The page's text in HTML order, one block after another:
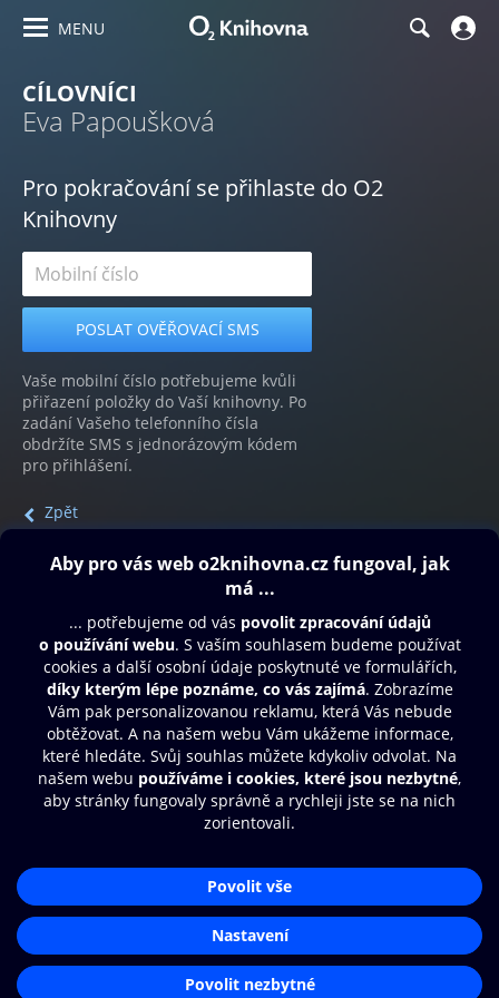
MENU
CÍLOVNÍCI
Eva Papoušková
Pro pokračování se přihlaste do O2
Knihovny
Vaše mobilní číslo potřebujeme kvůli
přiřazení položky do Vaší knihovny. Po
zadání Vašeho telefonního čísla
obdržíte SMS s jednorázovým kódem
pro přihlášení.
Zpět
Obsah ke stažení
Moje O2 Knihovna
Další zábava
© O2 Czech Republic a.s.
Přístupnost
Zásady zpracování osobních údajů
Nastavení cookies
Aplikace O2 Knihovna
Čti a poslouchej své e-knihy a
audioknihy rychleji a pohodlněji.